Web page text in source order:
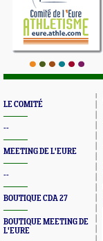
LE COMITÉ
--
MEETING DE L'EURE
--
BOUTIQUE CDA 27
BOUTIQUE MEETING DE
L'EURE